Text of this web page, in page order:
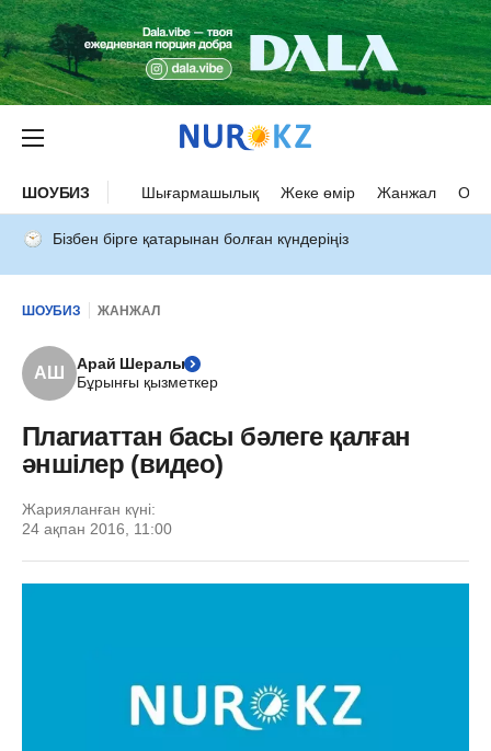
ШОУБИЗ Шығармашылық Жеке өмір Жанжал
Бізбен бірге қатарынан болған күндеріңіз
ШОУБИЗ ЖАНЖАЛ
АШ
Арай Шералы
Бұрынғы қызметкер
Плагиаттан басы бәлеге қалған
әншілер (видео)
Жарияланған күні:
24 ақпан 2016, 11:00